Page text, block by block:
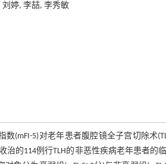
婷, 李喆, 李秀敏
数(mFI-5)对老年患者腹腔镜全子宫切除
治的114例行TLH的非恶性疾病老年患者